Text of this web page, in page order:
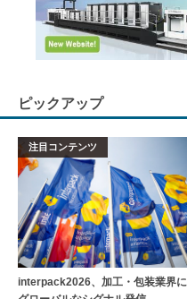
ピックアップ
注目コンテンツ
interpack2026、加工・包装業界に